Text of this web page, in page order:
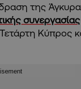
της
συνεργασίας
Κύπρος